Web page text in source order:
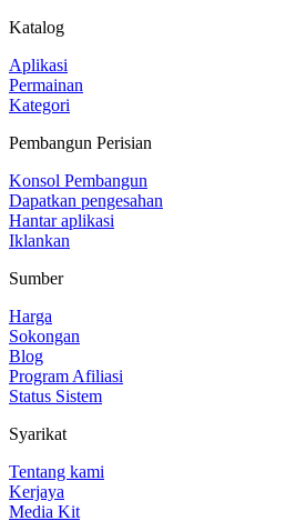
Katalog
Aplikasi
Permainan
Kategori
Pembangun Perisian
Konsol Pembangun
Dapatkan pengesahan
Hantar aplikasi
Iklankan
Sumber
Harga
Sokongan
Blog
Program Afiliasi
Status Sistem
Syarikat
Tentang kami
Kerjaya
Media Kit